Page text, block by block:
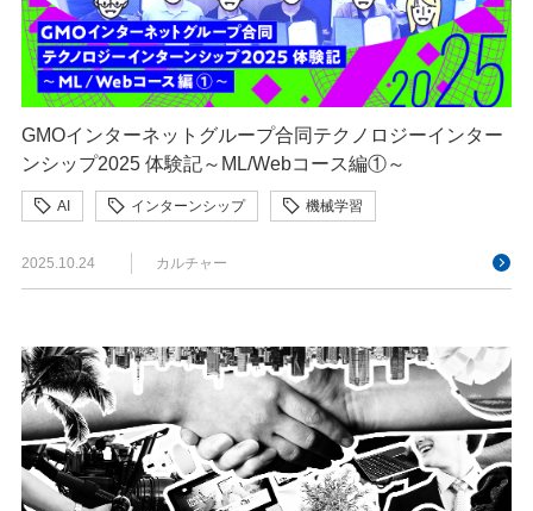
GMOインターネットグループ合同テクノロジーインター
ンシップ2025 体験記～ML/Webコース編①～
AI インターンシップ 機械学習
2025.10.24 カルチャー